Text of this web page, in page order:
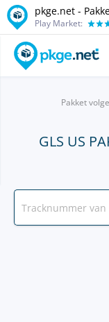
pkge.net -
Play Market:
Pakket
GLS US